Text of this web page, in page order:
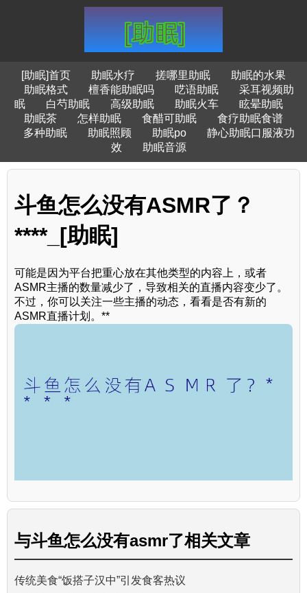
[助眠]首页 助眠水疗 搓哪里助眠
助眠的水果
助眠格式
檀香能助眠吗 呓语助眠
采耳视频助
眠
白芍助眠 高级助眠 助眠火车
眩晕助眠
助眠茶
怎样助眠 食醋可助眠
食疗助眠食谱
多种助眠
助眠照顾 助眠po
静心助眠口服液功
效
助眠音源
斗鱼怎么没有ASMR了？
****_[助眠]
可能是因为平台把重心放在其他类型的内容上，或者
ASMR主播的数量减少了，导致相关的直播内容变少了。
不过，你可以关注一些主播的动态，看看是否有新的
ASMR直播计划。**
与斗鱼怎么没有asmr了相关文章
传统美食“饭搭子汉中”引发食客热议